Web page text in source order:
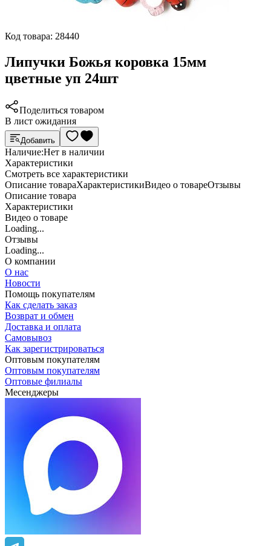
Код товара: 28440
Липучки Божья коровка 15мм
цветные уп 24шт
Поделиться товаром
В лист ожидания
Добавить
Наличие:Нет в наличии
Характеристики
Cмотреть все характеристики
Описание товараХарактеристикиВидео о товареОтзывы
Описание товара
Характеристики
Видео о товаре
Loading...
Отзывы
Loading...
О компании
О нас
Новости
Помощь покупателям
Как сделать заказ
Возврат и обмен
Доставка и оплата
Самовывоз
Как зарегистрироваться
Оптовым покупателям
Оптовым покупателям
Оптовые филиалы
Месенджеры